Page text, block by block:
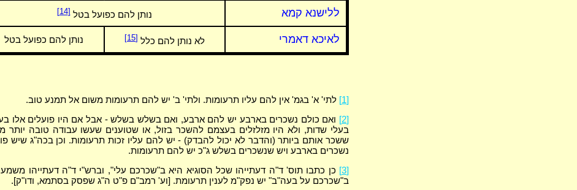
ללישנא קמא נותן להם כפועל בטל[14]
לאיכא דאמרי לא נותן להם כלל [15] נותן להם כפועל בטל
[1]
לתי' א' בגמ' אין להם עליו תרעומות. ולתי' ב' יש להם תרעומות משום אל תמנע טוב.
[2]
ואם כולם נשכרים בארבע יש להם ארבע, ואם בשלש בשלש - אבל אם היו פועלים אלו
בעלי שדות, ולא היו מזלזלים בעצמם להשכר בזול, או שטוענים שעשו עבודה טובה יותר
ששכר אותם ביותר (והדבר לא יכול להבדק) - יש להם עליו זכות תרעומות. וכן בכה"ג שיש
נשכרים בארבע ויש שנשכרים בשלש ג"כ יש להם תרעומות.
[3]
כן כתבו תוס' ד"ה דעתייהו שכל הסוגיא היא ב"שכרכם עלי", וברש"י ד"ה דעתייהו
ב"שכרכם על בעה"ב" יש נפק"מ לענין תרעומת. [וע' רמב"ם פ"ט ה"ג שפסק בסתמא, ודו"ק].